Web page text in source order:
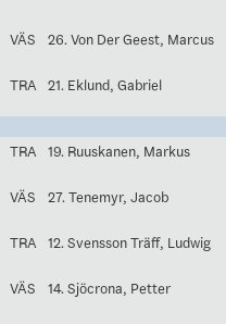
VÄS 26. Von Der Geest, Marcus
TRA 21. Eklund, Gabriel
TRA 19. Ruuskanen, Markus
VÄS 27. Tenemyr, Jacob
TRA 12. Svensson Träff, Ludwig
VÄS 14. Sjöcrona, Petter